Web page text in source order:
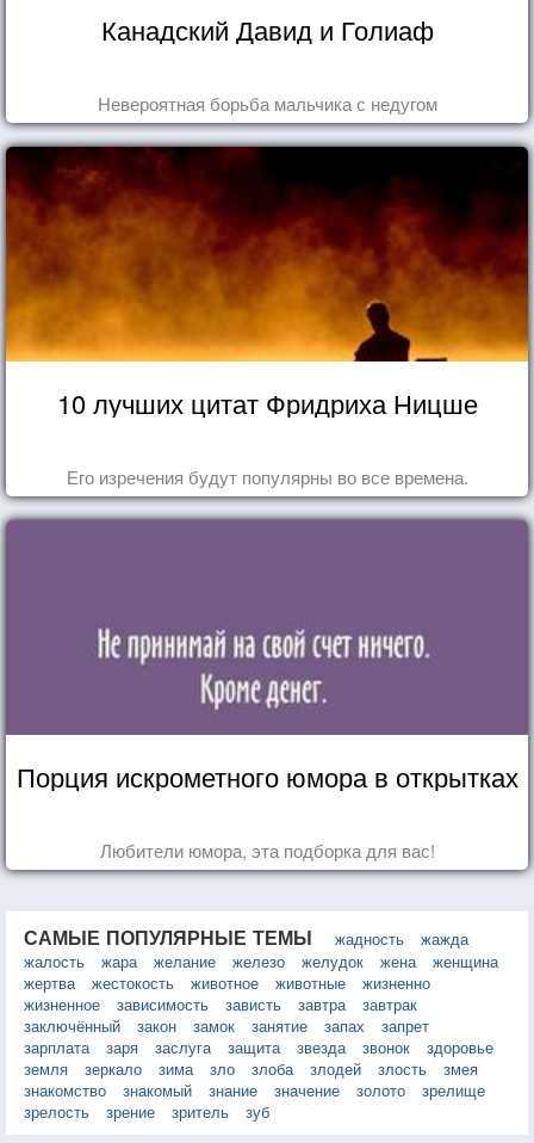
Канадский Давид и Голиаф
Невероятная борьба мальчика с недугом
10 лучших цитат Фридриха Ницше
Его изречения будут популярны во все времена.
Порция искрометного юмора в открытках
Любители юмора, эта подборка для вас!
САМЫЕ ПОПУЛЯРНЫЕ ТЕМЫ жадность
жажда
жалость
жара желание железо желудок жена
женщина
жертва
жестокость животное животные
жизненно
жизненное
зависимость зависть завтра
завтрак
заключённый
закон замок занятие запах
запрет
зарплата
заря заслуга защита звезда звонок
здоровье
земля
зеркало зима зло злоба злодей злость
змея
знакомство
знакомый знание значение золото
зрелище
зрелость
зрение зритель зуб